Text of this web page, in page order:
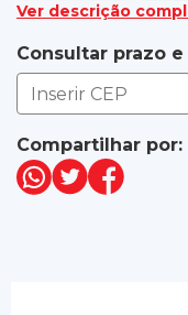
Ver descrição
Consultar prazo
Compartilhar por: